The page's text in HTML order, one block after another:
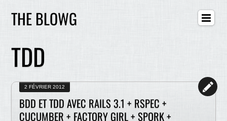
THE BLOWG
TDD
2 FÉVRIER 2012
BDD ET TDD AVEC RAILS 3.1 + RSPEC +
CUCUMBER + FACTORY GIRL + SPORK +